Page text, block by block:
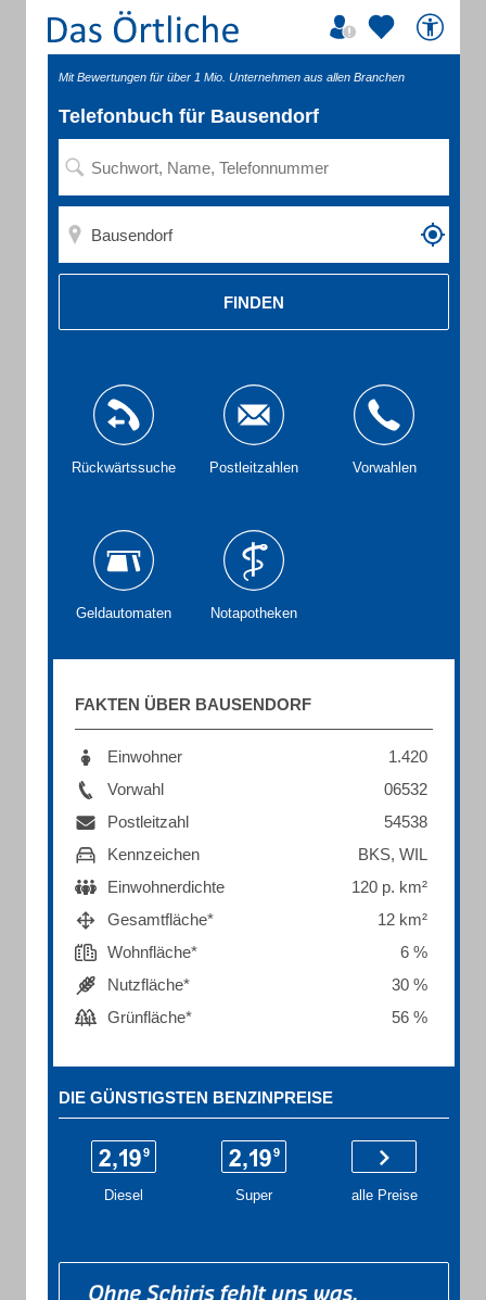
Mit Bewertungen für über 1 Mio. Unternehmen aus allen Branchen
Telefonbuch für Bausendorf
FINDEN
Rückwärtssuche Postleitzahlen Vorwahlen
Geldautomaten Notapotheken
FAKTEN ÜBER BAUSENDORF
Einwohner
1.420
Vorwahl
06532
Postleitzahl
54538
Kennzeichen
BKS, WIL
Einwohnerdichte
120 p. km²
Gesamtfläche*
12 km²
Wohnfläche*
6 %
Nutzfläche*
30 %
Grünfläche*
56 %
DIE GÜNSTIGSTEN BENZINPREISE
Diesel Super alle Preise